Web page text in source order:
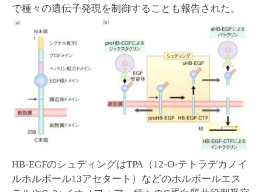
で種々の遺伝子発現を制御することも報告された。
HB-EGFのシュディングはTPA（12-O-テトラデカノイ
ルホルボール13アセタート）などのホルボールエス